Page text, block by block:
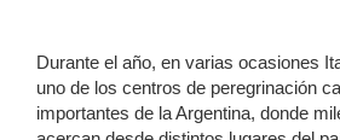
Durante el año, en varias ocasiones
uno de los centros de peregrinación
importantes de la Argentina, donde